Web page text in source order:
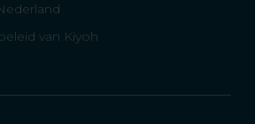
van Kiyoh